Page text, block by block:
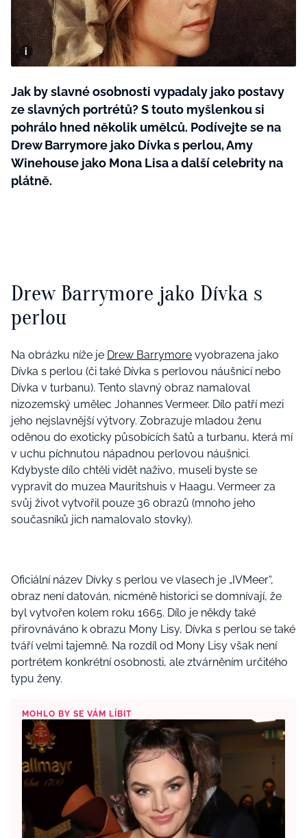
Tvoření
Rady a tipy
BurdaMedia
Extra
SVĚT ŽENY - 599 KČ
ROČNÍ PŘEDPLATNÉ SVĚT ŽENY +
Jak by slavné osobnosti vypadaly jako postavy
ze slavných portrétů? S touto myšlenkou si
pohrálo hned několik umělců. Podívejte se na
Drew Barrymore jako Dívka s perlou, Amy
Winehouse jako Mona Lisa a další celebrity na
plátně.
Drew Barrymore jako Dívka s
perlou
Na obrázku níže je Drew Barrymore vyobrazena jako
Dívka s perlou (či také Dívka s perlovou náušnicí nebo
Dívka v turbanu). Tento slavný obraz namaloval
nizozemský umělec Johannes Vermeer. Dílo patří mezi
jeho nejslavnější výtvory. Zobrazuje mladou ženu
oděnou do exoticky působících šatů a turbanu, která mí
v uchu píchnutou nápadnou perlovou náušnici.
Kdybyste dílo chtěli vidět naživo, museli byste se
vypravit do muzea Mauritshuis v Haagu. Vermeer za
svůj život vytvořil pouze 36 obrazů (mnoho jeho
současníků jich namalovalo stovky).
Oficiální název Dívky s perlou ve vlasech je „IVMeer“,
obraz není datován, nicméně historici se domnívají, že
byl vytvořen kolem roku 1665. Dílo je někdy také
přirovnáváno k obrazu Mony Lisy, Dívka s perlou se také
tváří velmi tajemně. Na rozdíl od Mony Lisy však není
portrétem konkrétní osobnosti, ale ztvárněním určitého
typu ženy.
MOHLO BY SE VÁM LÍBIT